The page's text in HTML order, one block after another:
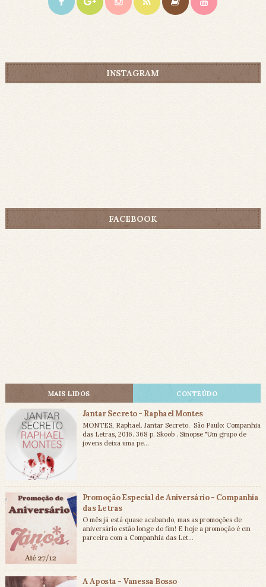
INSTAGRAM
FACEBOOK
MAIS LIDOS CONTEÚDO
Jantar Secreto - Raphael Montes
MONTES, Raphael. Jantar Secreto. São Paulo: Companhia
das Letras, 2016. 368 p. Skoob . Sinopse "Um grupo de
jovens deixa uma pe...
Promoção Especial de Aniversário - Companhia
das Letras
O mês já está quase acabando, mas as promoções de
aniversário estão longe do fim! E hoje a promoção é em
parceira com a Companhia das Let...
A Aposta - Vanessa Bosso